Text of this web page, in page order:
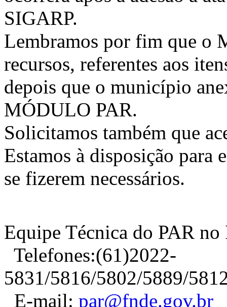
SIGARP.
Lembramos por fim que o
recursos, referentes aos
depois que o município
MÓDULO PAR.
Solicitamos também que
Estamos à disposição para
se fizerem necessários.
Equipe Técnica do PAR
Telefones:(61)2022-
5831/5816/5802/5889/
E-mail: par@fnde.gov.br